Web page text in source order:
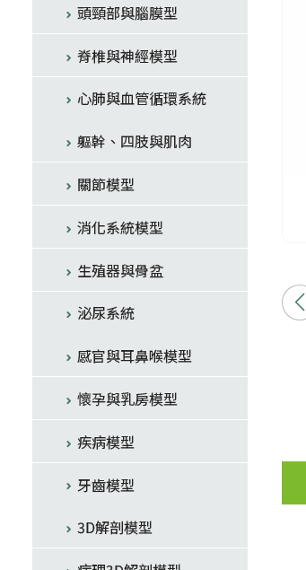
頭頸部與腦膜型
脊椎與神經模型
心肺與血管循環系統
軀幹、四肢與肌肉
關節模型
消化系統模型
生殖器與骨盆
泌尿系統
感官與耳鼻喉模型
懷孕與乳房模型
疾病模型
牙齒模型
3D解剖模型